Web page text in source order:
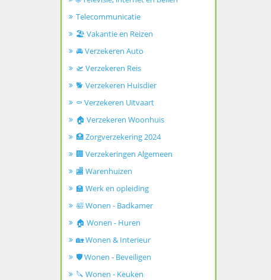
Telecommunicatie
🏖️ Vakantie en Reizen
🚘 Verzekeren Auto
🛫 Verzekeren Reis
🐕 Verzekeren Huisdier
⚰️ Verzekeren Uitvaart
🏠 Verzekeren Woonhuis
🏥 Zorgverzekering 2024
🏢 Verzekeringen Algemeen
🏬 Warenhuizen
🏫 Werk en opleiding
🛀 Wonen - Badkamer
🏠 Wonen - Huren
🏡 Wonen & Interieur
🛡️ Wonen - Beveiligen
🔪 Wonen - Keuken